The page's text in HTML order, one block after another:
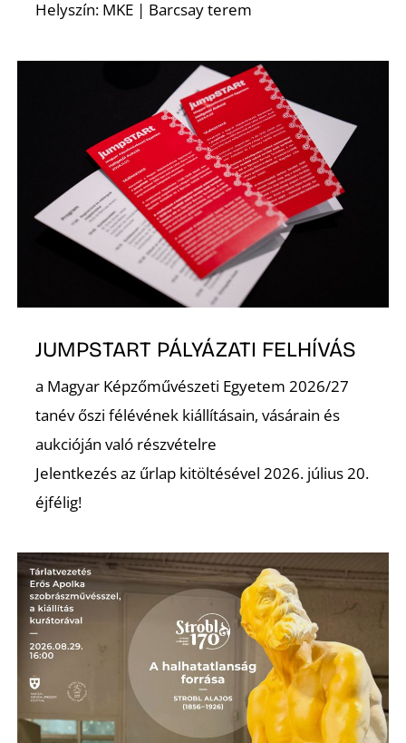
Helyszín: MKE | Barcsay terem
JUMPSTART PÁLYÁZATI FELHÍVÁS
a Magyar Képzőművészeti Egyetem 2026/27
tanév őszi félévének kiállításain, vásárain és
aukcióján való részvételre
Jelentkezés az űrlap kitöltésével 2026. július 20.
éjfélig!